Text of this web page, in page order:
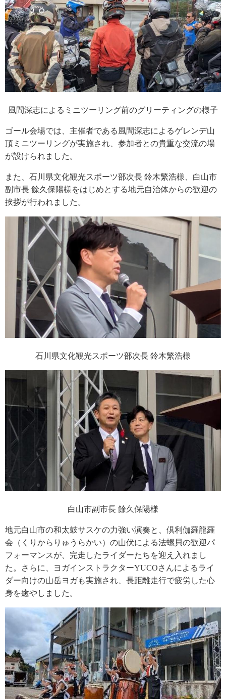
風間深志によるミニツーリング前のグリーティングの様子
ゴール会場では、主催者である風間深志によるゲレンデ山
頂ミニツーリングが実施され、参加者との貴重な交流の場
が設けられました。
また、石川県文化観光スポーツ部次長 鈴木繁浩様、白山市
副市長 餘久保陽様をはじめとする地元自治体からの歓迎の
挨拶が行われました。
石川県文化観光スポーツ部次長 鈴木繁浩様
白山市副市長 餘久保陽様
地元白山市の和太鼓サスケの力強い演奏と、倶利伽羅龍羅
会（くりからりゅうらかい）の山伏による法螺貝の歓迎パ
フォーマンスが、完走したライダーたちを迎え入れまし
た。さらに、ヨガインストラクターYUCOさんによるライ
ダー向けの山岳ヨガも実施され、長距離走行で疲労した心
身を癒やしました。